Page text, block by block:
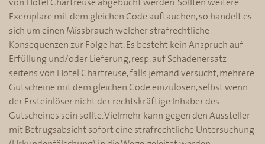
Exemplare mit dem gleichen Code auftauchen, so handelt es
sich um einen Missbrauch welcher strafrechtliche
Konsequenzen zur Folge hat. Es besteht kein Anspruch auf
Erfüllung und/oder Lieferung, resp. auf Schadenersatz
seitens von Hotel Chartreuse, falls jemand versucht, mehrere
Gutscheine mit dem gleichen Code einzulösen, selbst wenn
der Ersteinlöser nicht der rechtskräftige Inhaber des
Gutscheines sein sollte. Vielmehr kann gegen den Aussteller
mit Betrugsabsicht sofort eine strafrechtliche Untersuchung